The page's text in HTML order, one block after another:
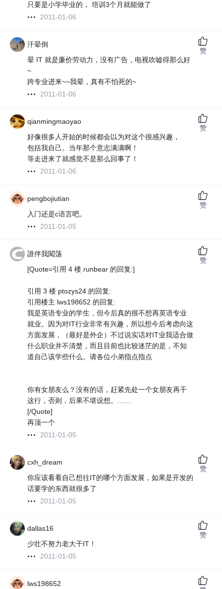
只要是小学毕业的， 培训3个月就能做了
2011-01-06
汗晕倒
晕 IT 就是廉价劳动力，没有广告，电视吹嘘得那么好
~
跨专业进来~~我晕，真有不怕死的~
2011-01-06
赞
qianmingmaoyao
好像很多人开始的时候都会以为对这个很感兴趣，
包括我自己。当年那个意志满满啊！
等走进来了就感觉不是那么回事了！
2011-01-06
赞
pengbojiutian
入门还是c语言吧。
2011-01-05
赞
誰伴我闖荡
[Quote=引用 4 楼 runbear 的回复:]
引用 3 楼 ptozys24 的回复:
引用楼主 lws198652 的回复:
我是英语专业的学生，但今后真的很不想再英语专业
就业。因为对IT行业非常有兴趣，所以想今后考虑向这
方面发展，（最好是外企）不过说实话对IT业我适合做
什么职业并不清楚，而且目前也比较迷茫的是，不知
道自己该学些什么。请各位小弟指点指点
你有女朋友么？没有的话，赶紧先处一个女朋友再干
这行，否则，后果不堪设想。……
[/Quote]
再顶一个
2011-01-05
赞
cxh_dream
你应该看看自己想往IT的哪个方面发展，如果是开发的
话要学的东西就很多了
2011-01-05
赞
dallas16
少壮不努力老大干IT！
2011-01-05
赞
lws198652